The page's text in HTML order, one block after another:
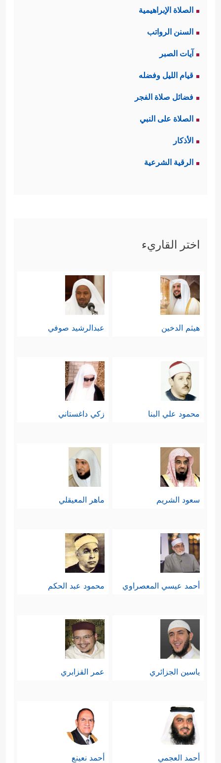
الصلاة الإبراهيمية
السنن الرواتب
آيات الصبر
قيام الليل وفضله
فضائل صلاة الفجر
الصلاة على النبي
الأذكار
الرقية الشرعية
اختر القاريء
هيثم الدخين عبدالرشيد صوفي
محمود علي البنا زكي داغستاني
سعود الشريم ماهر المعيقلي
أحمد عيسي المعصراوي محمود عبد الحكم
ياسين الجزائري عمر القزابري
أحمد العجمي أحمد نعينع